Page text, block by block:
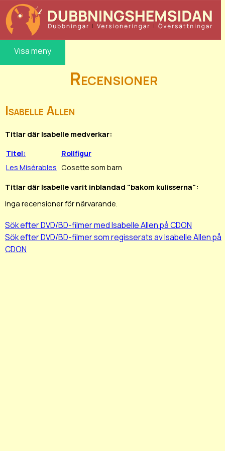
Visa meny
Recensioner
Isabelle Allen
Titlar där Isabelle medverkar:
Titel:
Rollfigur
Les Misérables Cosette som barn
Titlar där Isabelle varit inblandad "bakom kulisserna":
Inga recensioner för närvarande.
Sök efter DVD/BD-filmer med Isabelle Allen på CDON
Sök efter DVD/BD-filmer som regisserats av Isabelle Allen på
CDON